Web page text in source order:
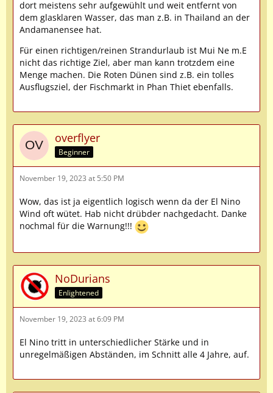
dort meistens sehr aufgewühlt und weit entfernt von
dem glasklaren Wasser, das man z.B. in Thailand an der
Andamanensee hat.
Für einen richtigen/reinen Strandurlaub ist Mui Ne m.E
nicht das richtige Ziel, aber man kann trotzdem eine
Menge machen. Die Roten Dünen sind z.B. ein tolles
Ausflugsziel, der Fischmarkt in Phan Thiet ebenfalls.
overflyer
Beginner
November 19, 2023 at 5:50 PM
Wow, das ist ja eigentlich logisch wenn da der El Nino
Wind oft wütet. Hab nicht drübder nachgedacht. Danke
nochmal für die Warnung!!!
NoDurians
Enlightened
November 19, 2023 at 6:09 PM
El Nino tritt in unterschiedlicher Stärke und in
unregelmäßigen Abständen, im Schnitt alle 4 Jahre, auf.